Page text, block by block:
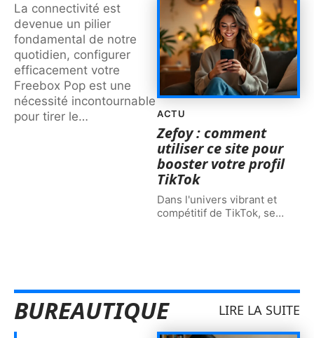
La connectivité est
devenue un pilier
fondamental de notre
quotidien, configurer
efficacement votre
Freebox Pop est une
nécessité incontournable
pour tirer le… ACTU
Zefoy : comment
utiliser ce site pour
booster votre profil
TikTok
Dans l'univers vibrant et
compétitif de TikTok, se…
BUREAUTIQUE LIRE LA SUITE